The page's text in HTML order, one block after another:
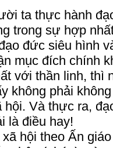
ta thực hành
trong sự hợp
đức siêu hình
mục đích chính
với thần linh, thì
không phải
Và thực ra,
là điều hay!
hội theo Ấn